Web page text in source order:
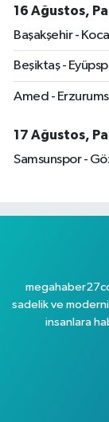
16 Ağustos,
Başakşehir -
Beşiktaş -
Amed -
17 Ağustos,
Samsunspor -
sadelik ve
insanlara